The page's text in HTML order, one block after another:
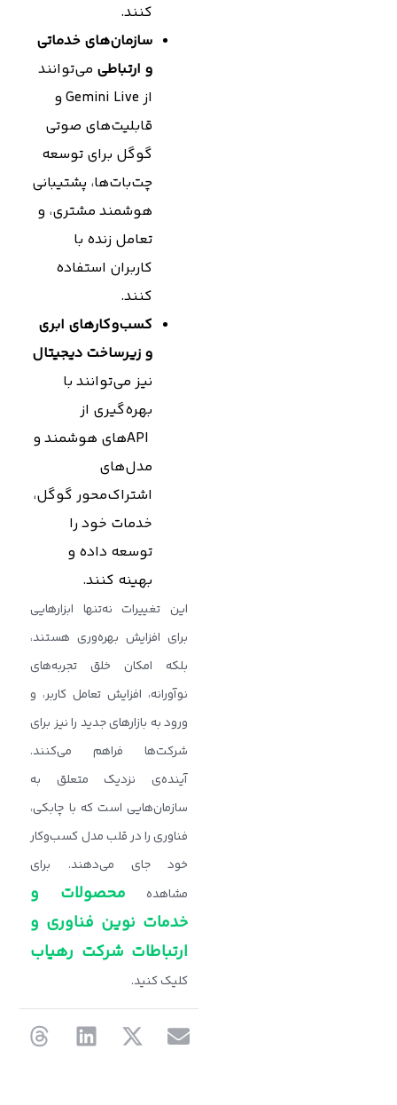
کنند.
سازمان‌های خدماتی
و ارتباطی می‌توانند
از Gemini Live و
قابلیت‌های صوتی
گوگل برای توسعه
چت‌بات‌ها، پشتیبانی
هوشمند مشتری، و
تعامل زنده با
کاربران استفاده
کنند.
کسب‌وکارهای ابری
و زیرساخت دیجیتال
نیز می‌توانند با
بهره‌گیری از
APIهای هوشمند و
مدل‌های
اشتراک‌محور گوگل،
خدمات خود را
توسعه داده و
بهینه کنند.
این تغییرات نه‌تنها ابزارهایی
برای افزایش بهره‌وری هستند،
بلکه امکان خلق تجربه‌های
نوآورانه، افزایش تعامل کاربر، و
ورود به بازارهای جدید را نیز برای
شرکت‌ها فراهم می‌کنند.
آینده‌ی نزدیک متعلق به
سازمان‌هایی است که با چابکی،
فناوری را در قلب مدل کسب‌وکار
خود جای می‌دهند. برای
مشاهده محصولات و
خدمات نوین فناوری و
ارتباطات شرکت رهیاب
کلیک کنید.